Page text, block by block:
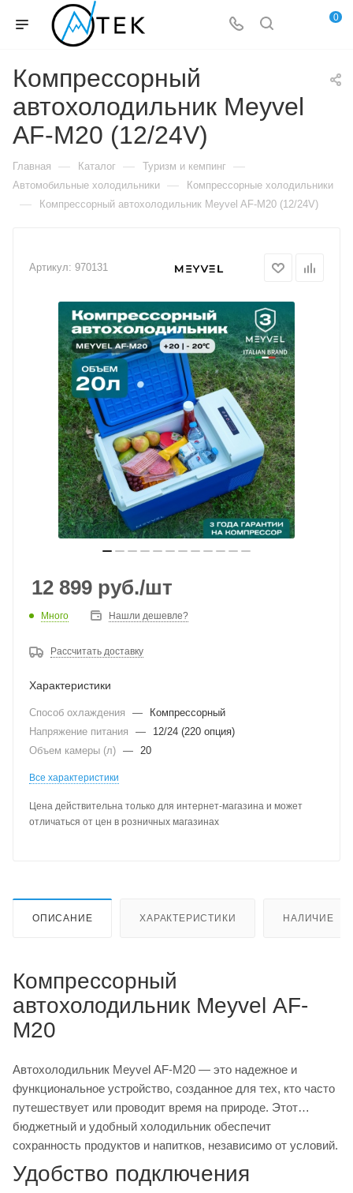
0
Компрессорный
автохолодильник Meyvel
AF-M20 (12/24V)
Главная — Каталог — Туризм и кемпинг —
Автомобильные холодильники — Компрессорные холодильники
— Компрессорный автохолодильник Meyvel AF-M20 (12/24V)
Артикул: 970131
12 899 руб./шт
Много Нашли дешевле?
Рассчитать доставку
Характеристики
Способ охлаждения —
Компрессорный
Напряжение питания
—
12/24 (220 опция)
Объем камеры (л) — 20
Все характеристики
Цена действительна только для интернет-магазина и может
отличаться от цен в розничных магазинах
ОПИСАНИЕ ХАРАКТЕРИСТИКИ НАЛИЧИЕ
Компрессорный
автохолодильник Meyvel AF-
M20
Автохолодильник Meyvel AF-M20 — это надежное и
функциональное устройство, созданное для тех, кто часто
путешествует или проводит время на природе. Этот
бюджетный и удобный холодильник обеспечит
сохранность продуктов и напитков, независимо от условий.
Удобство подключения